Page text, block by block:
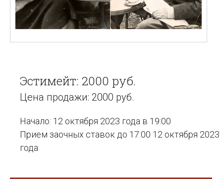
Эстимейт: 2000 руб.
Цена продажи: 2000 руб.
Начало: 12 октября 2023 года в 19:00
Прием заочных ставок до 17:00 12 октября 2023
года